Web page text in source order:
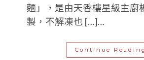
麵」，是由天香樓星級主廚
製，不解凍也 […]…
Continue Reading